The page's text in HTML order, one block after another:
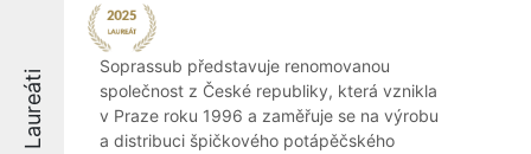
Laureáti
Soprassub představuje renomovanou
společnost z České republiky, která vznikla
v Praze roku 1996 a zaměřuje se na výrobu
a distribuci špičkového potápěčského